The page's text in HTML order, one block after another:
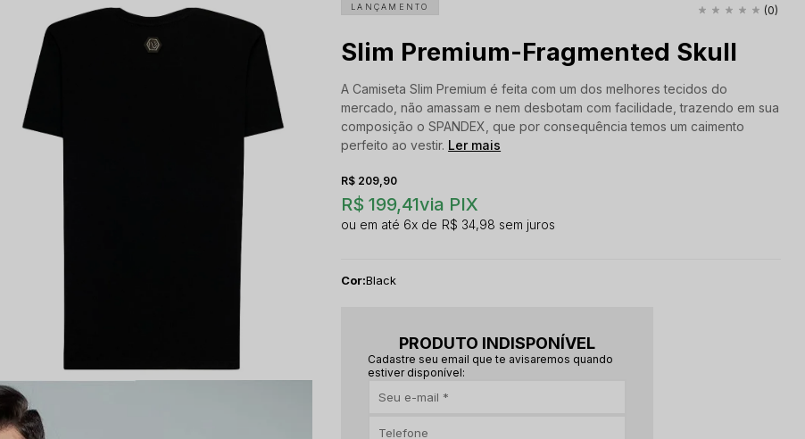
LANÇAMENTO
Slim Premium-Fragmented Skull
A Camiseta Slim Premium é feita com um dos melhores tecidos do
mercado, não amassam e nem desbotam com facilidade, trazendo em sua
composição o SPANDEX, que por consequência temos um caimento
perfeito ao vestir. Ler mais
(0)
R$ 199,41via PIX
R$ 209,90
6x R$ 34,98 sem juros
Cor:Black
PRODUTO INDISPONÍVEL
Cadastre seu email que te avisaremos quando
estiver disponível: